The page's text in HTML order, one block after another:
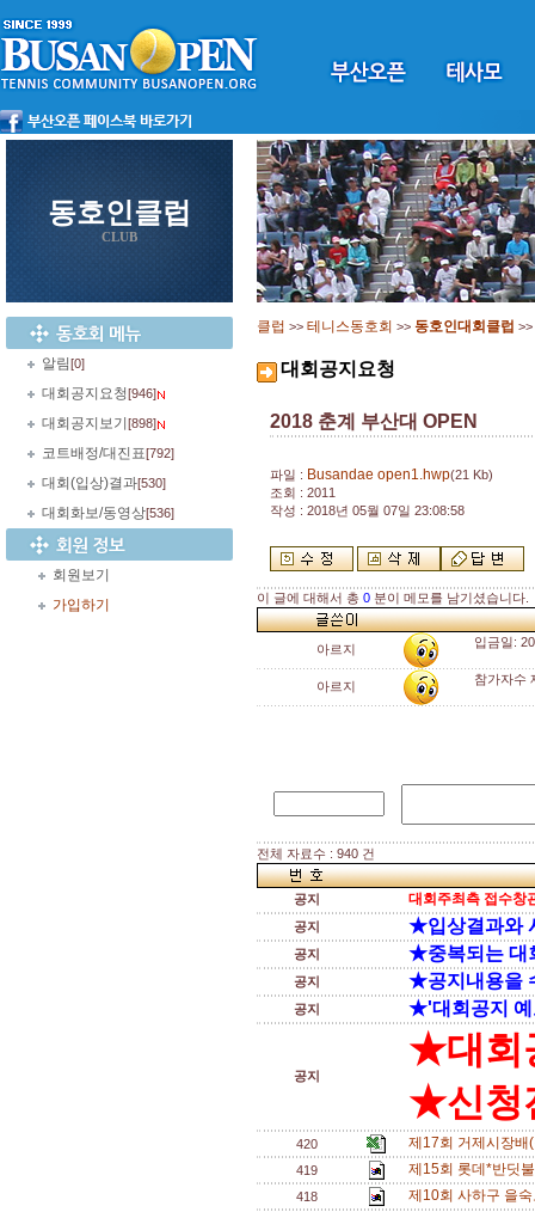
동호인클럽
CLUB
알림[0]
대회공지요청[946]
대회공지보기 [898]
코트배정/대진표[792]
대회(입상)결과[530]
대회화보/동영상[536]
회원보기
가입하기
클럽 >> 테니스동호회 >> 동호인대회클럽 >>
대회공지요청
2018 춘계 부산대 OPEN
파일 : Busandae open1.hwp(21 Kb)
조회 : 2011
작성 : 2018년 05월 07일 23:08:58
이 글에 대해서 총 0 분이 메모를 남기셨습니다.
아르지 입금일:
아르지 참가자수
전체 자료수 : 940 건
공지 대회주최측 접수창
공지 ★입상결과와
공지 ★중복되는 대
공지 ★공지내용을
공지 ★'대회공지 예
공지
★대회
★신청
420 제17회 거제시장
419 제15회 롯데*반딧
418 제10회 사하구 을